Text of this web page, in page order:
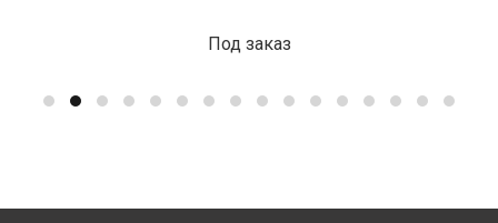
Под заказ